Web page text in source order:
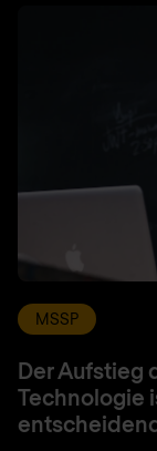
MSSP
Der Aufstieg
Technologie